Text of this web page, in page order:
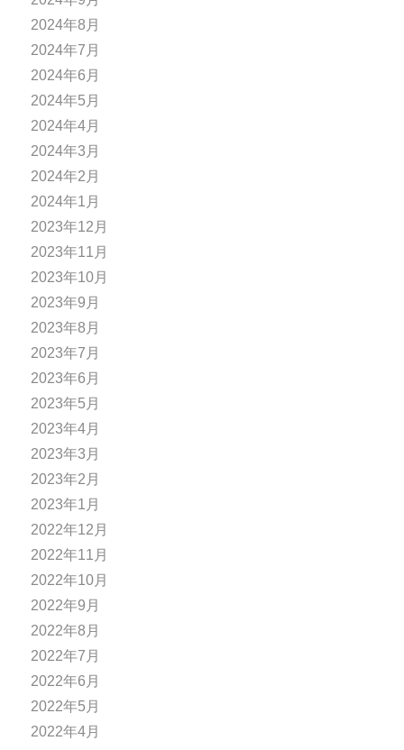
2024年8月
2024年7月
2024年6月
2024年5月
2024年4月
2024年3月
2024年2月
2024年1月
2023年12月
2023年11月
2023年10月
2023年9月
2023年8月
2023年7月
2023年6月
2023年5月
2023年4月
2023年3月
2023年2月
2023年1月
2022年12月
2022年11月
2022年10月
2022年9月
2022年8月
2022年7月
2022年6月
2022年5月
2022年4月